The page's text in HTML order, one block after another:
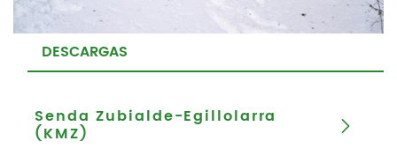
DESCARGAS
Senda Zubialde-Egillolarra
(KMZ)